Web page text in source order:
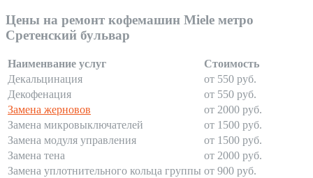
Цены на ремонт кофемашин Miele метро
Сретенский бульвар
Наименвание услуг
Стоимость
Декальцинация
от 550 руб.
Декофенация
от 550 руб.
Замена жерновов
от 2000 руб.
Замена микровыключателей
от 1500 руб.
Замена модуля управления
от 1500 руб.
Замена тена
от 2000 руб.
Замена уплотнительного кольца группы от 900 руб.